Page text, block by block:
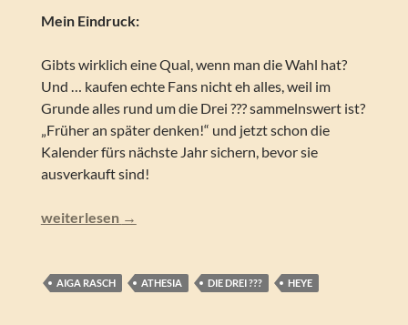
Mein Eindruck:
Gibts wirklich eine Qual, wenn man die Wahl hat?
Und … kaufen echte Fans nicht eh alles, weil im
Grunde alles rund um die Drei ??? sammelnswert ist?
„Früher an später denken!“ und jetzt schon die
Kalender fürs nächste Jahr sichern, bevor sie
ausverkauft sind!
Die drei ??? Posterkalender 2026
weiterlesen →
AIGA RASCH ATHESIA DIE DREI ??? HEYE